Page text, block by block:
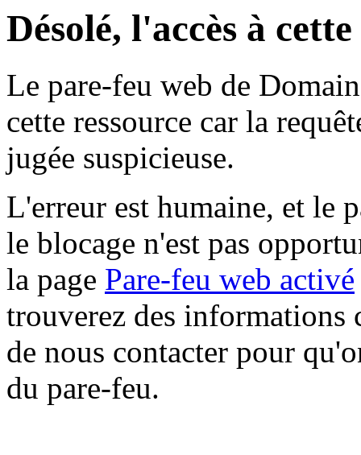
Désolé, l'accès à
Le pare-feu web de
cette ressource car la
jugée suspicieuse.
L'erreur est humaine, et le
le blocage n'est pas
la page Pare-feu web activé
trouverez des informations
de nous contacter pour
du pare-feu.